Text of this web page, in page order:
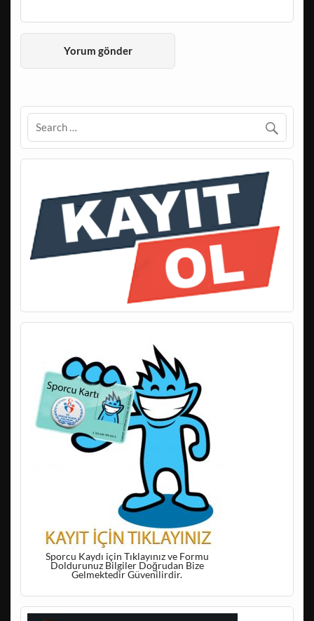
Sporcu Kaydı için Tıklayınız ve Formu
Doldurunuz Bilgiler Doğrudan Bize
Gelmektedir Güvenilirdir.